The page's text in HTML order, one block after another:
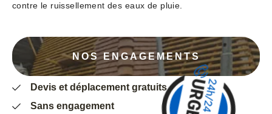
contre le ruissellement des eaux de pluie.
NOS ENGAGEMENTS
Devis et déplacement gratuits
Sans engagement